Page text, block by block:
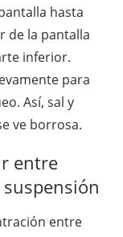
hasta
de la pantalla
inferior.
para
Así, sal y
ve borrosa.
entre
entre